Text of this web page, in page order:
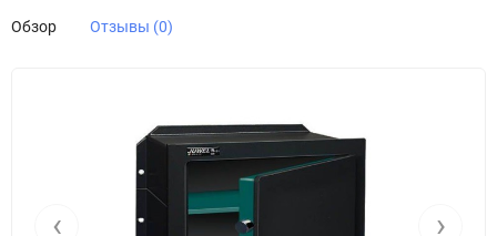
Обзор Отзывы (0)
‹ ›